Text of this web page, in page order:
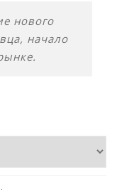
нового
начало